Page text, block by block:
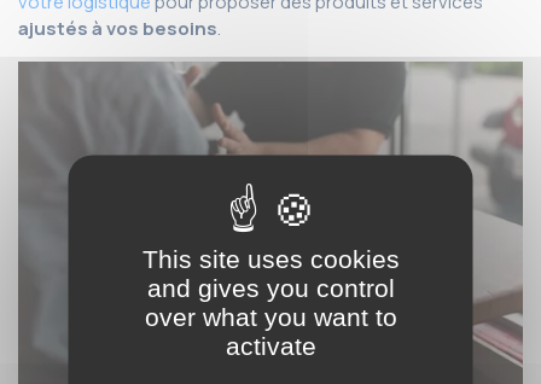
ajustés à vos besoins.
This site uses cookies
and gives you control
over what you want to
activate